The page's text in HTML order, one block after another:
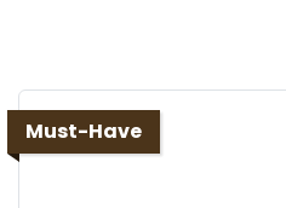
Must-Have